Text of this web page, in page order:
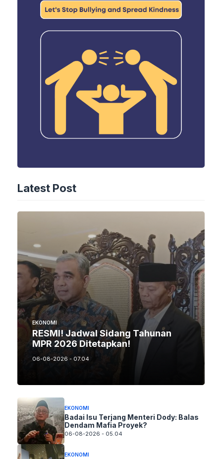
Latest Post
EKONOMI
RESMI! Jadwal Sidang Tahunan
MPR 2026 Ditetapkan!
06-08-2026 - 07.04
EKONOMI
Badai Isu Terjang Menteri Dody: Balas
Dendam Mafia Proyek?
06-08-2026 - 05.04
EKONOMI